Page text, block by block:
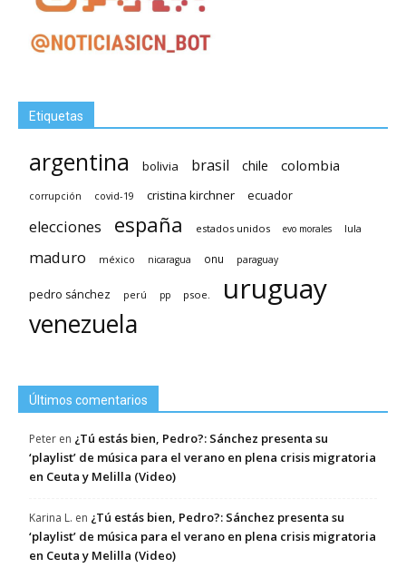
Etiquetas
argentina bolivia brasil chile colombia
corrupción covid-19 cristina kirchner ecuador
elecciones españa estados unidos evo morales lula
maduro méxico nicaragua onu paraguay
pedro sánchez perú pp psoe. uruguay
venezuela
Últimos comentarios
Peter en ¿Tú estás bien, Pedro?: Sánchez presenta su
‘playlist’ de música para el verano en plena crisis migratoria
en Ceuta y Melilla (Video)
Karina L. en ¿Tú estás bien, Pedro?: Sánchez presenta su
‘playlist’ de música para el verano en plena crisis migratoria
en Ceuta y Melilla (Video)